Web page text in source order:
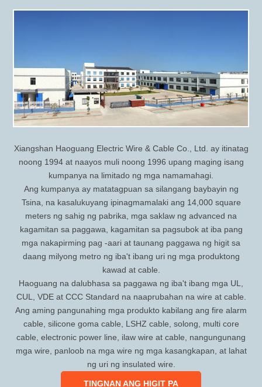
Xiangshan Haoguang Electric Wire & Cable Co., Ltd. ay itinatag
noong 1994 at naayos muli noong 1996 upang maging isang
kumpanya na limitado ng mga namamahagi.
Ang kumpanya ay matatagpuan sa silangang baybayin ng
Tsina, na kasalukuyang ipinagmamalaki ang 14,000 square
meters ng sahig ng pabrika, mga saklaw ng advanced na
kagamitan sa paggawa, kagamitan sa pagsubok at iba pang
mga nakapirming pag -aari at taunang paggawa ng higit sa
daang milyong metro ng iba't ibang uri ng mga produktong
kawad at cable.
Haoguang na dalubhasa sa paggawa ng iba't ibang mga UL,
CUL, VDE at CCC Standard na naaprubahan na wire at cable.
Ang aming pangunahing mga produkto kabilang ang fire alarm
cable, silicone goma cable, LSHZ cable, solong, multi core
cable, electronic power line, ilaw wire at cable, nangungunang
mga wire, panloob na mga wire ng mga kasangkapan, at lahat
ng uri ng insulated wire.
TINGNAN ANG HIGIT PA